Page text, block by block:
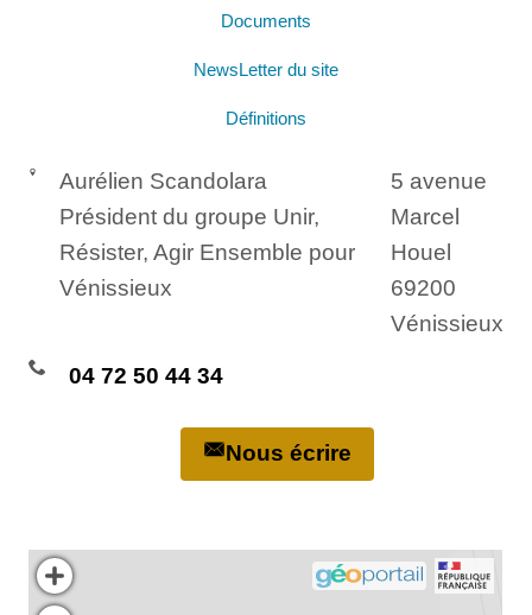
Documents
NewsLetter du site
Définitions
Aurélien Scandolara
Président du groupe Unir,
Résister, Agir Ensemble pour
Vénissieux
5 avenue
Marcel
Houel
69200
Vénissieux
04 72 50 44 34
Nous écrire